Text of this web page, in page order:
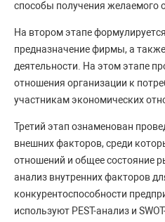
способы получения желаемого
На втором этапе
предназначение фирмы, а
деятельности. На этом этапе
отношения организации к
участникам экономических
Третий этап ознаменован
внешних факторов, среди
отношений и общее состояние
анализ внутренних факторов
конкурентоспособности
используют PEST-анализ и